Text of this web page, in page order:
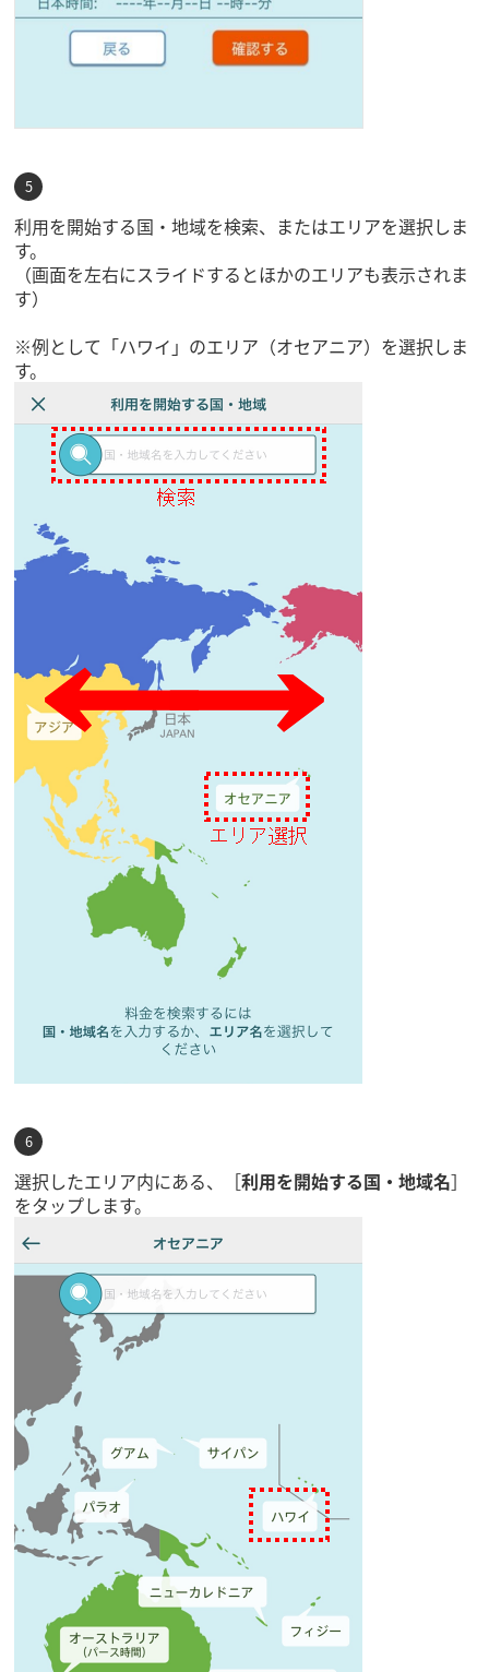
利用を開始する国・地域を検索、またはエリアを選択しま
す。
（画面を左右にスライドするとほかのエリアも表示されま
す）
※例として「ハワイ」のエリア（オセアニア）を選択しま
す。
選択したエリア内にある、［利用を開始する国・地域名］
をタップします。